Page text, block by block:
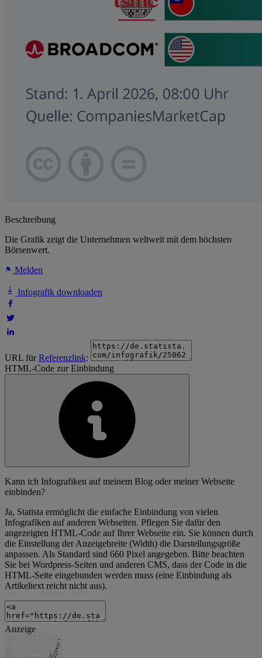
Beschreibung
Die Grafik zeigt die Unternehmen weltweit mit dem höchsten
Börsenwert.
Melden
Infografik downloaden
URL fürReferenzlink:
HTML-Code zur Einbindung
Kann ich Infografiken auf meinem Blog oder meiner Webseite
einbinden?
Ja, Statista ermöglicht die einfache Einbindung von vielen
Infografiken auf anderen Webseiten. Pflegen Sie dafür den
angezeigten HTML-Code auf Ihrer Webseite ein. Sie können durch
die Einstellung der Anzeigebreite (Width) die Darstellungsgröße
anpassen. Als Standard sind 660 Pixel angegeben. Bitte beachten
Sie bei Wordpress-Seiten und anderen CMS, dass der Code in die
HTML-Seite eingebunden werden muss (eine Einbindung als
Artikeltext reicht nicht aus).
Anzeige